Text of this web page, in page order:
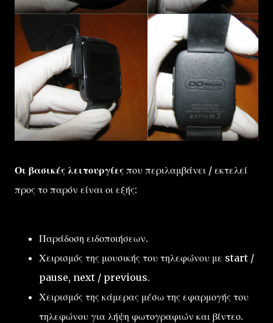
Οι βασικές λειτουργίες που περιλαμβάνει / εκτελεί
προς το παρόν είναι οι εξής:
Παράδοση ειδοποιήσεων.
Χειρισμός της μουσικής του τηλεφώνου με start /
pause, next / previous.
Χειρισμός της κάμερας μέσω της εφαρμογής του
τηλεφώνου για λήψη φωτογραφιών και βίντεο.